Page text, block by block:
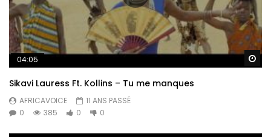
04:05
Sikavi Lauress Ft. Kollins – Tu me manques
AFRICAVOICE
11 ANS PASSÉ
0
385 0 0